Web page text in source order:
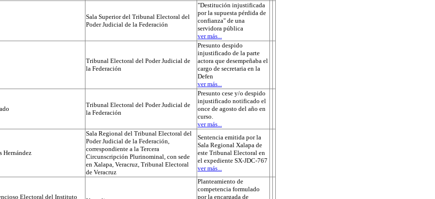
Sala Superior del Tribunal Electoral del
Poder Judicial de la Federación
"Destitución injustificada
por la supuesta pérdida de
confianza" de una
servidora pública
ver más...
Tribunal Electoral del Poder Judicial de
la Federación
Presunto despido
injustificado de la parte
actora que desempeñaba el
cargo de secretaria en la
Defen
ver más...
Tribunal Electoral del Poder Judicial de
la Federación
Presunto cese y/o despido
injustificado notificado el
once de agosto del año en
curso.
ver más...
Hernández
Sala Regional del Tribunal Electoral del
Poder Judicial de la Federación,
correspondiente a la Tercera
Circunscripción Plurinominal, con sede
en Xalapa, Veracruz, Tribunal Electoral
de Veracruz
Sentencia emitida por la
Sala Regional Xalapa de
este Tribunal Electoral en
el expediente SX-JDC-767
ver más...
Electoral del Instituto
Planteamiento de
competencia formulado
por la encargada de